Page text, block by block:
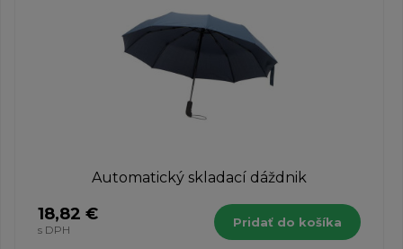
Automatický skladací dáždnik
18,82 €
s DPH
Pridať do košíka